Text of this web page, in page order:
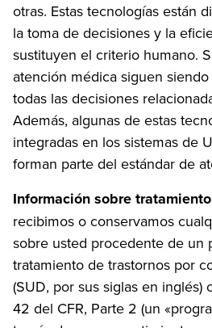
otras. Estas tecnologías están
la toma de decisiones y la
sustituyen el criterio humano.
atención médica siguen
todas las decisiones
Además, algunas de estas
integradas en los sistemas de
forman parte del estándar de
Información sobre
recibimos o conservamos
sobre usted procedente de un
tratamiento de trastornos por
(SUD, por sus siglas en
42 del CFR, Parte 2 (un